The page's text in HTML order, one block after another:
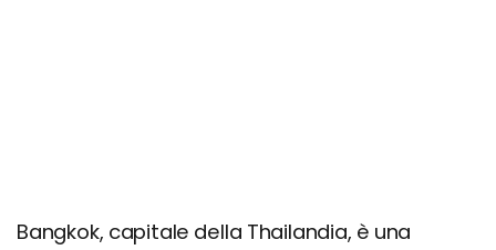
Bangkok, capitale della Thailandia, è una